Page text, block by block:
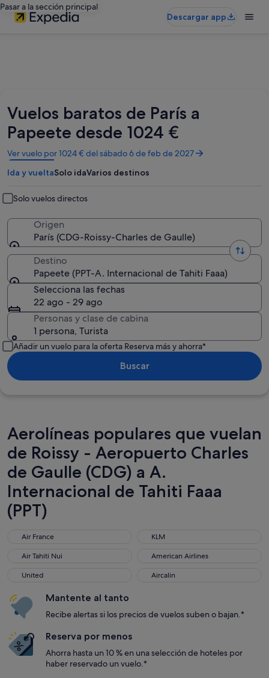
Pasar a la sección principal
Descargar app
Vuelos baratos de París a
Papeete desde 1024 €
Ver vuelo por 1024 € del sábado 6 de feb de 2027
Se
abre
en
ventana
nueva
Ida y vueltaSolo idaVarios destinos
Solo vuelos directos
Origen
París (CDG-Roissy-Charles de Gaulle)
Destino
Papeete (PPT-A. Internacional de Tahiti Faaa)
Selecciona las fechas
22 ago - 29 ago
Personas y clase de cabina
1 persona, Turista
Añadir un vuelo para la oferta Reserva más y ahorra*
Buscar
Aerolíneas populares que vuelan
de Roissy - Aeropuerto Charles
de Gaulle (CDG) a A.
Internacional de Tahiti Faaa
(PPT)
Air France
Air France KLM
KLM
Air Tahiti Nui
Air Tahiti Nui American Airlines
American Airlines
United
United Aircalin
Aircalin
Mantente al tanto
Recibe alertas si los precios de vuelos suben o bajan.*
Reserva por menos
Ahorra hasta un 10 % en una selección de hoteles por
haber reservado un vuelo.*